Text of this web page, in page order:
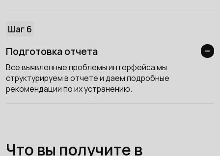
Шаг 6
Подготовка отчета
Все выявленные проблемы интерфейса мы
структурируем в отчете и даем подробные
рекомендации по их устранению.
Что вы получите в